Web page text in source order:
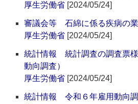
厚生労働省 [2024/05/24]
審議会等 石綿に係る疾病の
厚生労働省 [2024/05/24]
統計情報 統計調査の調査票
動向調査）
厚生労働省 [2024/05/24]
統計情報 令和６年雇用動向